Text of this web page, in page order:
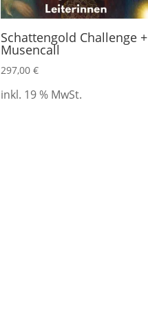
Schattengold Challenge +
Musencall
297,00€
inkl. 19 % MwSt.